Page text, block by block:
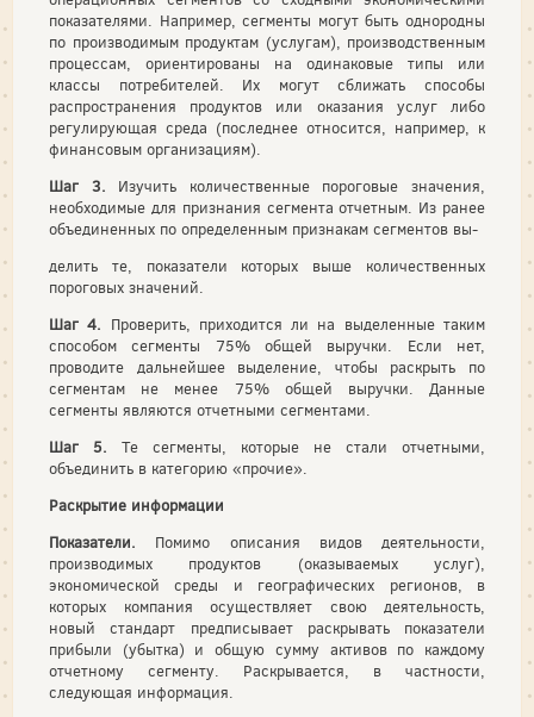
показателями. Например, сегменты могут быть однородны
по производимым продуктам (услугам), производственным
процессам, ориентированы на одинаковые типы или
классы потребителей. Их могут сближать способы
распространения продуктов или оказания услуг либо
регулирующая среда (последнее относится, например, к
финансовым организациям).
Шаг 3. Изучить количественные пороговые значения,
необходимые для признания сегмента отчетным. Из ранее
объединенных по определенным признакам сегментов вы-
делить те, показатели которых выше количественных
пороговых значений.
Шаг 4. Проверить, приходится ли на выделенные таким
способом сегменты 75% общей выручки. Если нет,
проводите дальнейшее выделение, чтобы раскрыть по
сегментам не менее 75% общей выручки. Данные
сегменты являются отчетными сегментами.
Шаг 5. Те сегменты, которые не стали отчетными,
объединить в категорию «прочие».
Раскрытие информации
Показатели. Помимо описания видов деятельности,
производимых продуктов (оказываемых услуг),
экономической среды и географических регионов, в
которых компания осуществляет свою деятельность,
новый стандарт предписывает раскрывать показатели
прибыли (убытка) и общую сумму активов по каждому
отчетному сегменту. Раскрывается, в частности,
следующая информация.